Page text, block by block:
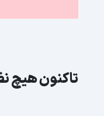
تاکنون هیچ